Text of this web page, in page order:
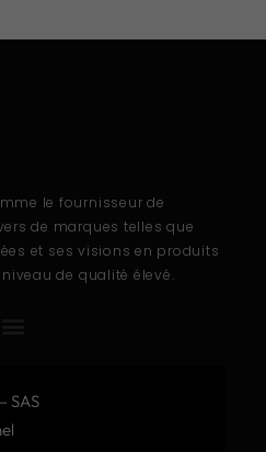
le fournisseur de
de marques telles que
et ses visions en produits
de qualité élevé.
SAS